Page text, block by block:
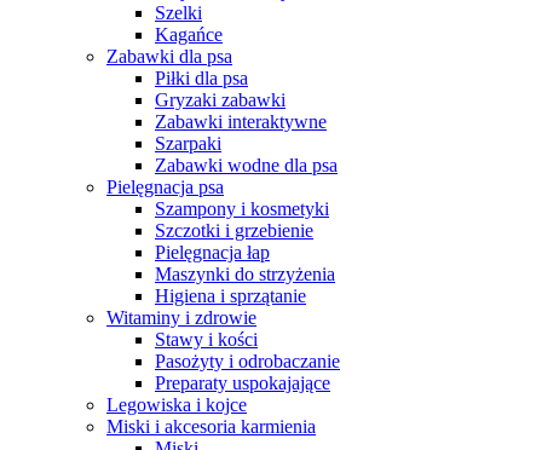
Szelki
Kagańce
Zabawki dla psa
Piłki dla psa
Gryzaki zabawki
Zabawki interaktywne
Szarpaki
Zabawki wodne dla psa
Pielęgnacja psa
Szampony i kosmetyki
Szczotki i grzebienie
Pielęgnacja łap
Maszynki do strzyżenia
Higiena i sprzątanie
Witaminy i zdrowie
Stawy i kości
Pasożyty i odrobaczanie
Preparaty uspokajające
Legowiska i kojce
Miski i akcesoria karmienia